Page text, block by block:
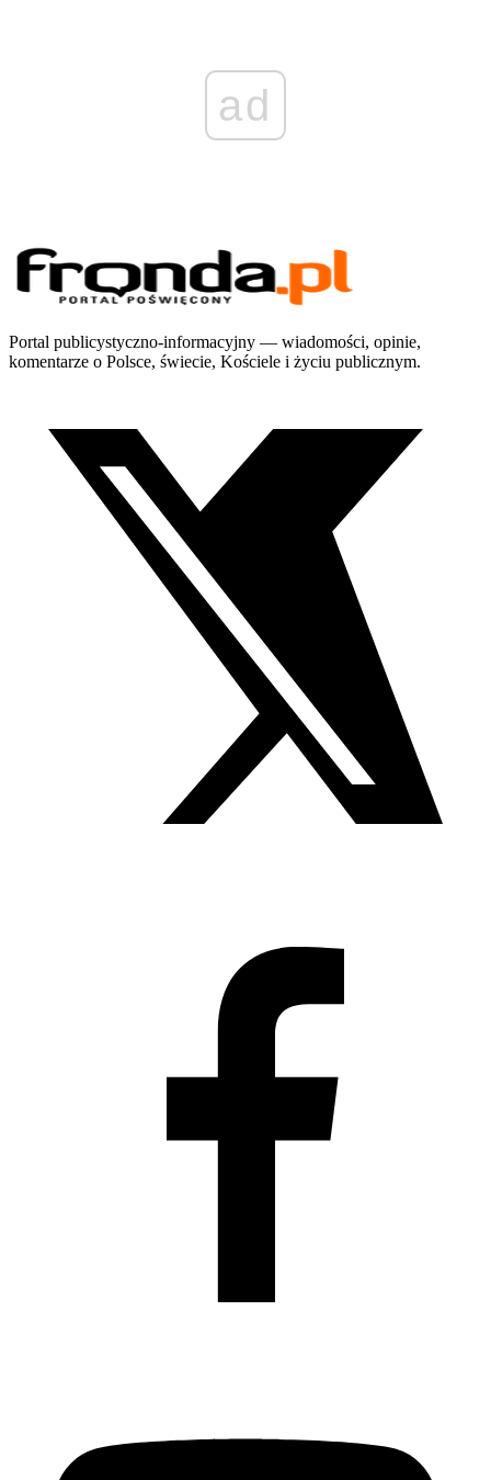
ad
Portal publicystyczno-informacyjny — wiadomości, opinie,
komentarze o Polsce, świecie, Kościele i życiu publicznym.